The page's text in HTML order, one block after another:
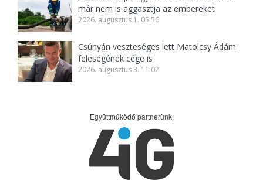
már nem is aggasztja az embereket
2026. augusztus 1. 05:56
Csúnyán veszteséges lett Matolcsy Ádám
feleségének cége is
2026. augusztus 3. 11:02
Együttműködő partnerünk: